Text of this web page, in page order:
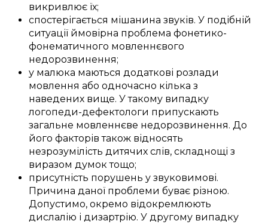
викривлює їх;
спостерігається мішанина звуків. У подібній
ситуації ймовірна проблема фонетико-
фонематичного мовленнєвого
недорозвинення;
у малюка маються додаткові розлади
мовлення або одночасно кілька з
наведених вище. Утакому випадку
логопеди-дефектологи припускають
загальне мовленнєве недорозвинення. До
його факторів також відносять
незрозумілість дитячих слів, складнощі з
виразом думок тощо;
присутність порушень у звуковимові.
Причина даної проблеми буває різною.
Допустимо, окремо відокремлюють
дислалію і дизартрію. У другому випадку